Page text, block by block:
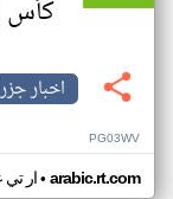
كأس
اخبار
PG03WV
ار تي• arabic.rt.com